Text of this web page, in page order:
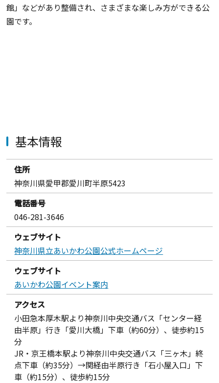
館」などがあり整備され、さまざまな楽しみ方ができる公
園です。
基本情報
住所
神奈川県愛甲郡愛川町半原5423
電話番号
046-281-3646
ウェブサイト
神奈川県立あいかわ公園公式ホームページ
ウェブサイト
あいかわ公園イベント案内
アクセス
小田急本厚木駅より神奈川中央交通バス「センター経
由半原」行き「愛川大橋」下車（約60分）、徒歩約15
分
JR・京王橋本駅より神奈川中央交通バス「三ヶ木」終
点下車（約35分）→関経由半原行き「石小屋入口」下
車（約15分）、徒歩約15分